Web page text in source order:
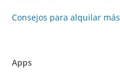
Consejos para alquilar más
Apps